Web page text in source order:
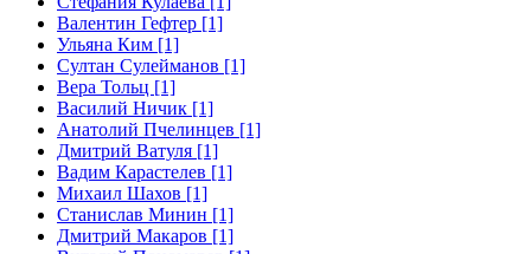
Валентин Гефтер [1]
Ульяна Ким [1]
Султан Сулейманов [1]
Верa Тольц [1]
Василий Ничик [1]
Анатолий Пчелинцев [1]
Дмитрий Ватуля [1]
Вадим Карастелев [1]
Михаил Шахов [1]
Станислав Минин [1]
Дмитрий Макаров [1]